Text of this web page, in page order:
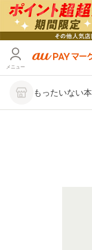
メニュー
もったいない